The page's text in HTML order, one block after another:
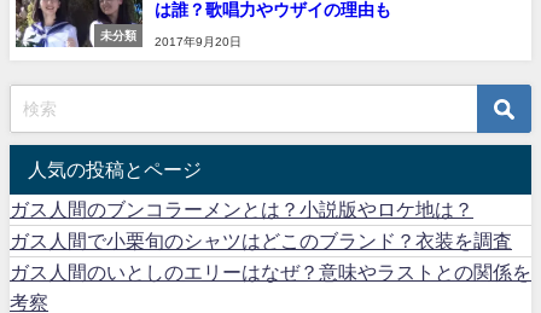
未分類
は誰？歌唱力やウザイの理由も
2017年9月20日
人気の投稿とページ
ガス人間のブンコラーメンとは？小説版やロケ地は？
ガス人間で小栗旬のシャツはどこのブランド？衣装を調査
ガス人間のいとしのエリーはなぜ？意味やラストとの関係を
考察